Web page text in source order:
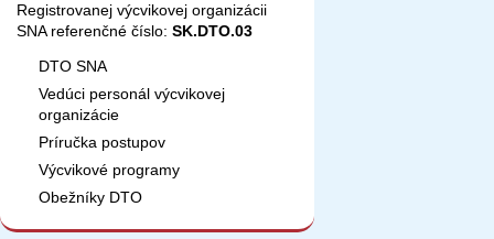
Registrovanej výcvikovej organizácii
SNA referenčné číslo: SK.DTO.03
DTO SNA
Vedúci personál výcvikovej
organizácie
Príručka postupov
Výcvikové programy
Obežníky DTO